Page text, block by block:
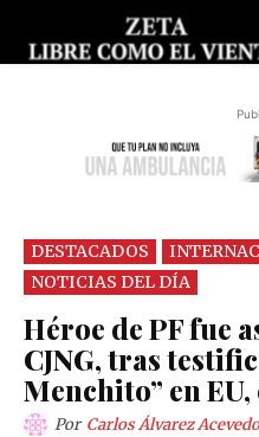
DESTACADOS
NOTICIAS DEL DÍA
Héroe de PF fue
CJNG, tras
Menchito” en
Por Carlos Álvarez Acevedo